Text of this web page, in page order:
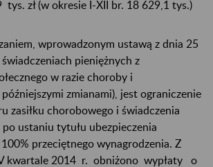
tys. zł (w okresie I-XII br. 18 629,1 tys.)
wprowadzonym ustawą z dnia 25
pieniężnych z
w razie choroby i
zmianami), jest ograniczenie
zasiłku chorobowego i świadczenia
ustaniu tytułu ubezpieczenia
przeciętnego wynagrodzenia. Z
kwartale 2014 r. obniżono wypłaty o